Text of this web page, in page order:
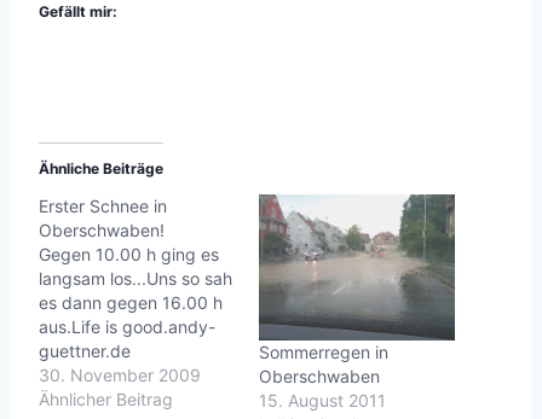
Gefällt mir:
Ähnliche Beiträge
Erster Schnee in
Oberschwaben!
Gegen 10.00 h ging es
langsam los...Uns so sah
es dann gegen 16.00 h
aus.Life is good.andy-
guettner.de
30. November 2009
Ähnlicher Beitrag
Sommerregen in
Oberschwaben
15. August 2011